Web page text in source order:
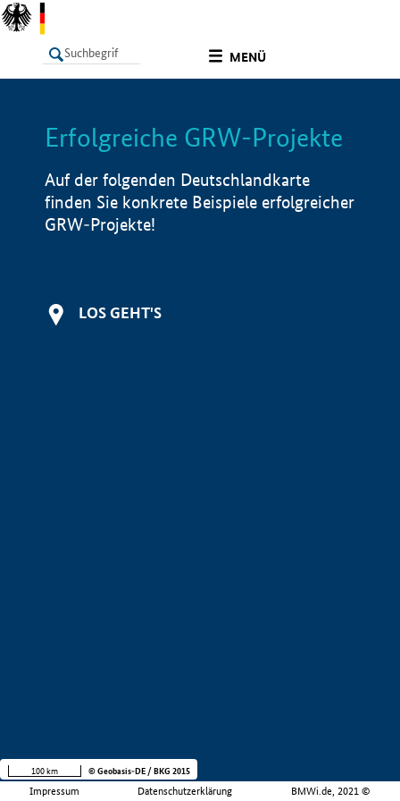
MENÜ
LISTE Info
Erfolgreiche GRW-Projekte
Auf der folgenden Deutschlandkarte
finden Sie konkrete Beispiele erfolgreicher
GRW-Projekte!
LOS GEHT'S
Impressum Datenschutzerklärung BMWi.de, 2021 ©
100 km © Geobasis-DE / BKG 2015